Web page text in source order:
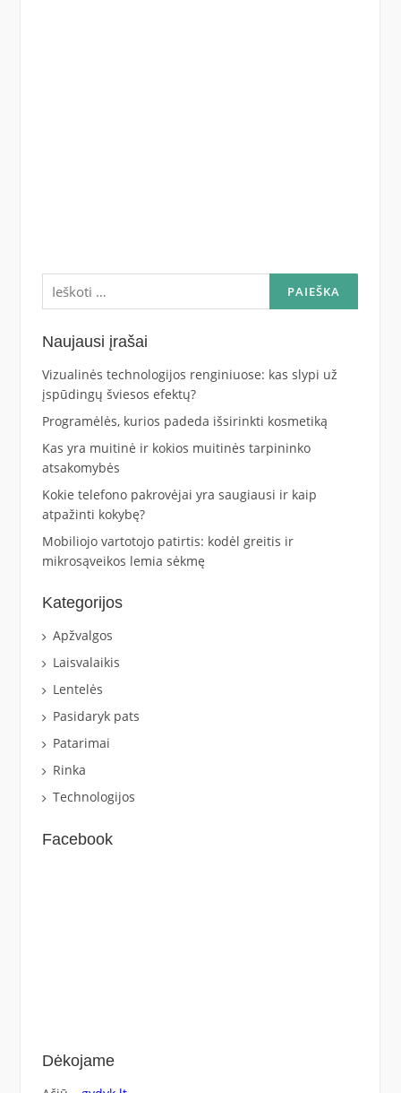
Ieškoti:
Naujausi įrašai
Vizualinės technologijos renginiuose: kas slypi už
įspūdingų šviesos efektų?
Programėlės, kurios padeda išsirinkti kosmetiką
Kas yra muitinė ir kokios muitinės tarpininko
atsakomybės
Kokie telefono pakrovėjai yra saugiausi ir kaip
atpažinti kokybę?
Mobiliojo vartotojo patirtis: kodėl greitis ir
mikrosąveikos lemia sėkmę
Kategorijos
Apžvalgos
Laisvalaikis
Lentelės
Pasidaryk pats
Patarimai
Rinka
Technologijos
Facebook
Dėkojame